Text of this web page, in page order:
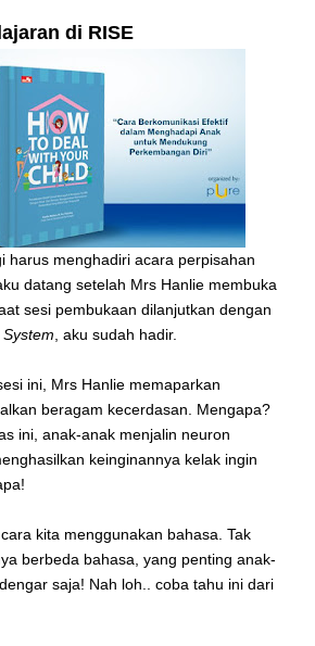
di RISE
harus menghadiri acara perpisahan
datang setelah Mrs Hanlie membuka
sesi pembukaan dilanjutkan dengan
, aku sudah hadir.
ini, Mrs Hanlie memaparkan
beragam kecerdasan. Mengapa?
ini, anak-anak menjalin neuron
keinginannya kelak ingin
kita menggunakan bahasa. Tak
berbeda bahasa, yang penting anak-
saja! Nah loh.. coba tahu ini dari